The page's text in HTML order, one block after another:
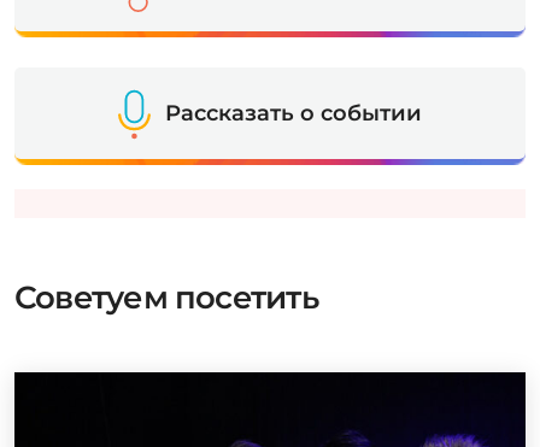
Рассказать о событии
Советуем посетить